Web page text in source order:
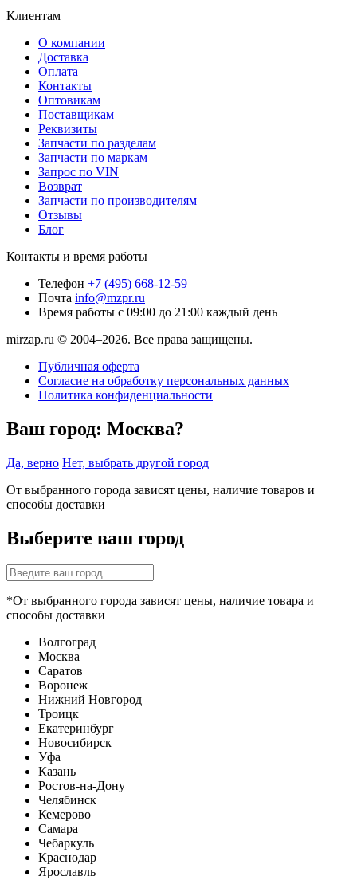
Клиентам
О компании
Доставка
Оплата
Контакты
Оптовикам
Поставщикам
Реквизиты
Запчасти по разделам
Запчасти по маркам
Запрос по VIN
Возврат
Запчасти по производителям
Отзывы
Блог
Контакты и время работы
Телефон +7 (495) 668-12-59
Почта info@mzpr.ru
Время работы с 09:00 до 21:00 каждый день
mirzap.ru © 2004–2026. Все права защищены.
Публичная оферта
Согласие на обработку персональных данных
Политика конфиденциальности
Ваш город: Москва?
Да, верно Нет, выбрать другой город
От выбранного города зависят цены, наличие товаров и
способы доставки
Выберите ваш город
*От выбранного города зависят цены, наличие товара и
способы доставки
Волгоград
Москва
Саратов
Воронеж
Нижний Новгород
Троицк
Екатеринбург
Новосибирск
Уфа
Казань
Ростов-на-Дону
Челябинск
Кемерово
Самара
Чебаркуль
Краснодар
Ярославль